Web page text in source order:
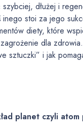
dłużej i
stoi za jego
diety, które
dla
sztuczki” i jak
planet czyli atom